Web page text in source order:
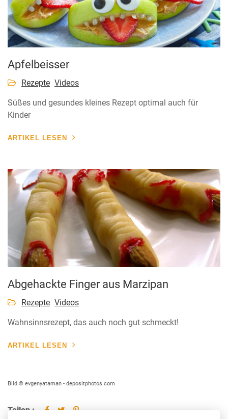
Apfelbeisser
Rezepte Videos
Süßes und gesundes kleines Rezept optimal auch für
Kinder
ARTIKEL LESEN
Abgehackte Finger aus Marzipan
Rezepte Videos
Wahnsinnsrezept, das auch noch gut schmeckt!
ARTIKEL LESEN
Bild © evgenyataman - depositphotos.com
Teilen :